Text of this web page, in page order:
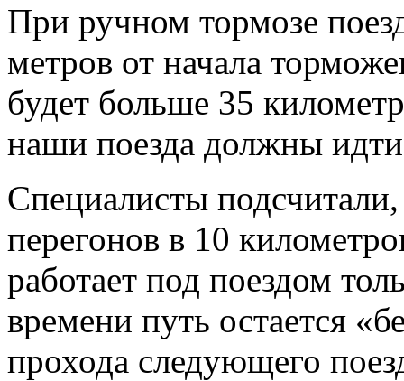
При ручном тормозе
метров от начала
будет больше 35
наши поезда должны
Специалисты
перегонов в 10
работает под поездом
времени путь остается
прохода следующего